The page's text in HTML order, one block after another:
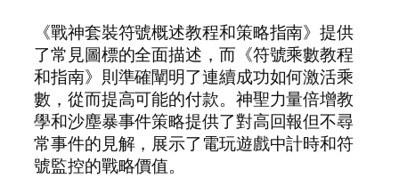
《戰神套裝符號概述教程和策略指南》提供
了常見圖標的全面描述，而《符號乘數教程
和指南》則準確闡明了連續成功如何激活乘
數，從而提高可能的付款。神聖力量倍增教
學和沙塵暴事件策略提供了對高回報但不尋
常事件的見解，展示了電玩遊戲中計時和符
號監控的戰略價值。